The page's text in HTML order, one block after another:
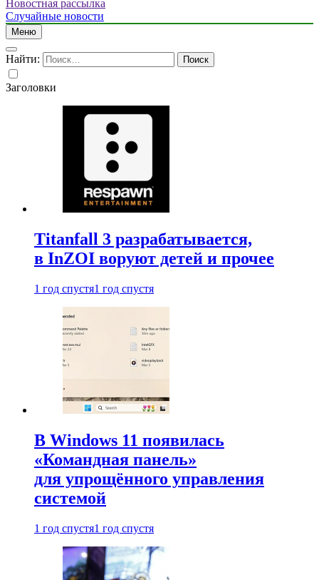
Новостная рассылка
Случайные новости
Меню
Найти:
Заголовки
Titanfall 3 разрабатывается,
в InZOI воруют детей и прочее
1 год спустя1 год спустя
В Windows 11 появилась
«Командная панель»
для упрощённого управления
системой
1 год спустя1 год спустя